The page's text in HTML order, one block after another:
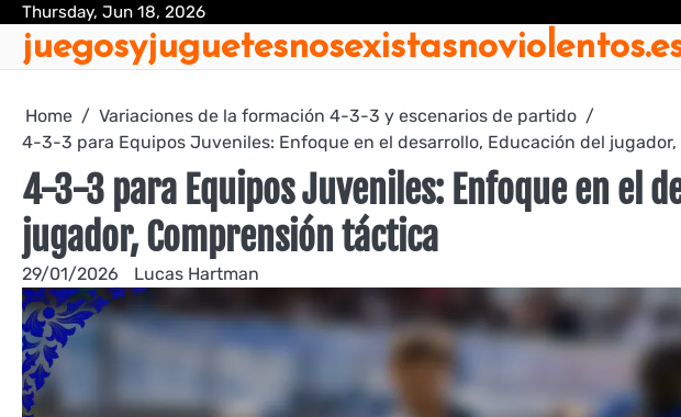
Skip
content
Thursday, Jun 18, 2026
Home
Variaciones de la formación 4-3-3 y escenarios de partido
4-3-3 para Equipos Juveniles: Enfoque en el desarrollo, Educación del
4-3-3 para Equipos Juveniles: Enfoque en el
jugador, Comprensión táctica
29/01/2026 Lucas Hartman